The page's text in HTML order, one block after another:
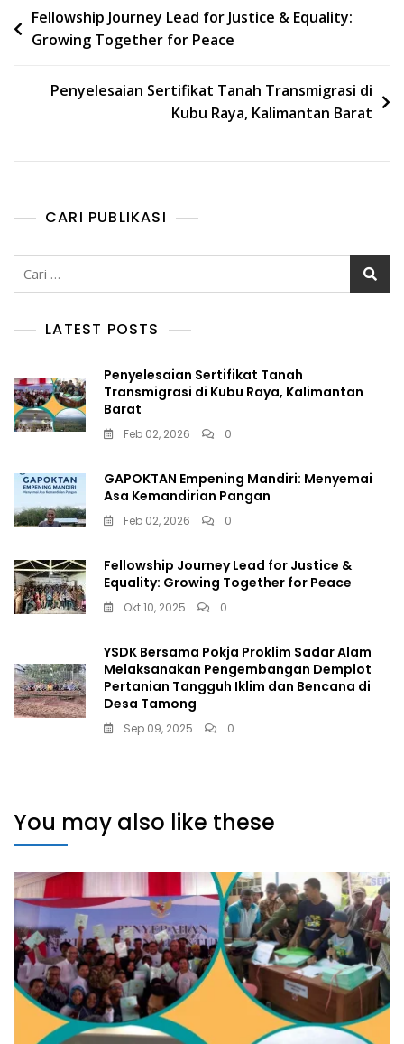
Fellowship Journey Lead for Justice & Equality:
Growing Together for Peace
Penyelesaian Sertifikat Tanah Transmigrasi di
Kubu Raya, Kalimantan Barat
CARI PUBLIKASI
LATEST POSTS
Penyelesaian Sertifikat Tanah
Transmigrasi di Kubu Raya, Kalimantan
Barat
Feb 02, 2026 0
GAPOKTAN Empening Mandiri: Menyemai
Asa Kemandirian Pangan
Feb 02, 2026 0
Fellowship Journey Lead for Justice &
Equality: Growing Together for Peace
Okt 10, 2025 0
YSDK Bersama Pokja Proklim Sadar Alam
Melaksanakan Pengembangan Demplot
Pertanian Tangguh Iklim dan Bencana di
Desa Tamong
Sep 09, 2025 0
You may also like these